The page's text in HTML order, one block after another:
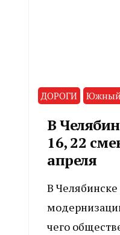
ДОРОГИ Южный
В
16, 22
апреля
В
чего